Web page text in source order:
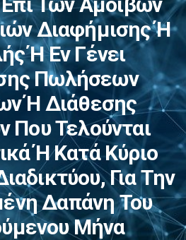
Διαφήμισης Ή
Ή Εν Γένει
Πωλήσεων
Ή Διάθεσης
Που Τελούνται
Ή Κατά Κύριο
Για Την
Δαπάνη Του
Μήνα